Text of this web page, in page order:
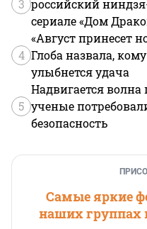
3 российский
сериале «Дом
4
«Август принесет
Глоба назвала,
улыбнется удача
5
Надвигается
ученые
безопасность
Самые яркие
наших группах